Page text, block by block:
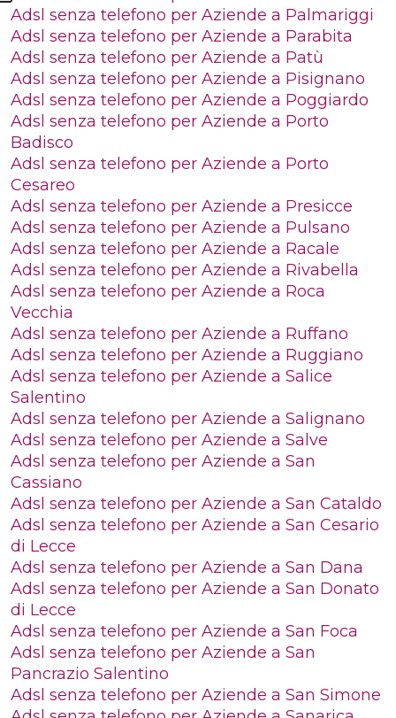
Adsl senza telefono per Aziende a Palmariggi
Adsl senza telefono per Aziende a Parabita
Adsl senza telefono per Aziende a Patù
Adsl senza telefono per Aziende a Pisignano
Adsl senza telefono per Aziende a Poggiardo
Adsl senza telefono per Aziende a Porto
Badisco
Adsl senza telefono per Aziende a Porto
Cesareo
Adsl senza telefono per Aziende a Presicce
Adsl senza telefono per Aziende a Pulsano
Adsl senza telefono per Aziende a Racale
Adsl senza telefono per Aziende a Rivabella
Adsl senza telefono per Aziende a Roca
Vecchia
Adsl senza telefono per Aziende a Ruffano
Adsl senza telefono per Aziende a Ruggiano
Adsl senza telefono per Aziende a Salice
Salentino
Adsl senza telefono per Aziende a Salignano
Adsl senza telefono per Aziende a Salve
Adsl senza telefono per Aziende a San
Cassiano
Adsl senza telefono per Aziende a San Cataldo
Adsl senza telefono per Aziende a San Cesario
di Lecce
Adsl senza telefono per Aziende a San Dana
Adsl senza telefono per Aziende a San Donato
di Lecce
Adsl senza telefono per Aziende a San Foca
Adsl senza telefono per Aziende a San
Pancrazio Salentino
Adsl senza telefono per Aziende a San Simone